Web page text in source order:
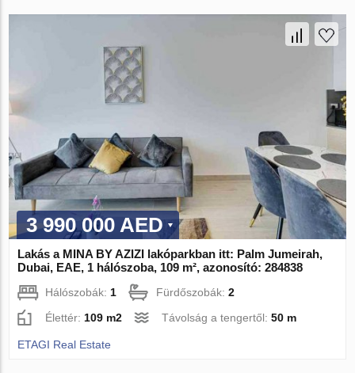
3 990 000 AED
Lakás a MINA BY AZIZI lakóparkban itt: Palm Jumeirah,
Dubai, EAE, 1 hálószoba, 109 m², azonosító: 284838
Hálószobák: 1 Fürdőszobák:2
Élettér: 109 m2 Távolság a tengertől:50 m
ETAGI Real Estate